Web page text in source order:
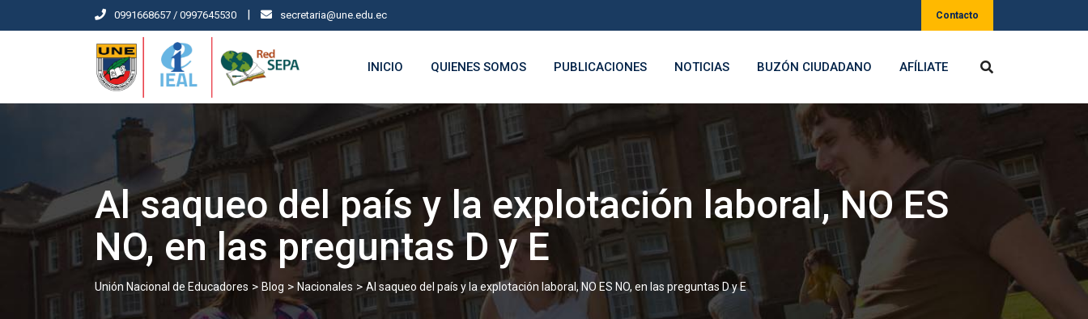
0991668657 / 0997645530 | secretaria@une.edu.ec Contacto
INICIO QUIENES SOMOS PUBLICACIONES NOTICIAS BUZÓN CIUDADANO AFÍLIATE
Al saqueo del país y la explotación laboral, NO ES
NO, en las preguntas D y E
Unión Nacional de Educadores > Blog > Nacionales > Al saqueo del país y la explotación laboral, NO ES NO, en las preguntas D y E